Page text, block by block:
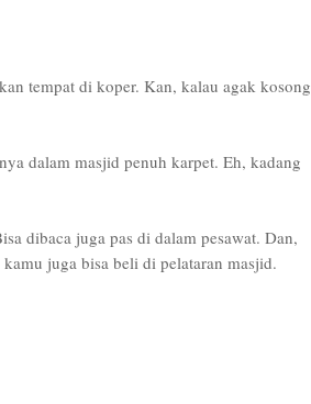
tempat di koper. Kan, kalau agak kosong
dalam masjid penuh karpet. Eh, kadang
dibaca juga pas di dalam pesawat. Dan,
juga bisa beli di pelataran masjid.